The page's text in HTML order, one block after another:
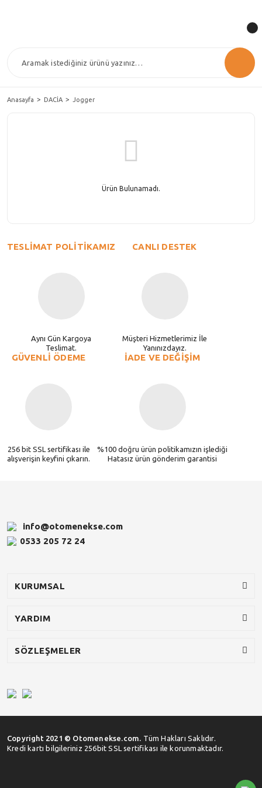
Anasayfa DACİA Jogger
Ürün Bulunamadı.
TESLİMAT POLİTİKAMIZ
Aynı Gün Kargoya
Teslimat.
CANLI DESTEK
Müşteri Hizmetlerimiz İle
Yanınızdayız.
GÜVENLİ ÖDEME
256 bit SSL sertifikası ile
alışverişin keyfini çıkarın.
İADE VE DEĞİŞİM
%100 doğru ürün politikamızın işlediği
Hatasız ürün gönderim garantisi
info@otomenekse.com
0533 205 72 24
KURUMSAL
YARDIM
SÖZLEŞMELER
Copyright 2021 © Otomenekse.com. Tüm Hakları Saklıdır.
Kredi kartı bilgileriniz 256bit SSL sertifikası ile korunmaktadır.